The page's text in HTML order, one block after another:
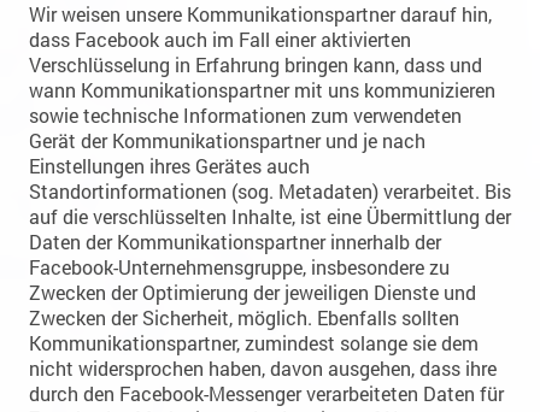
Wir weisen unsere Kommunikationspartner darauf hin,
dass Facebook auch im Fall einer aktivierten
Verschlüsselung in Erfahrung bringen kann, dass und
wann Kommunikationspartner mit uns kommunizieren
sowie technische Informationen zum verwendeten
Gerät der Kommunikationspartner und je nach
Einstellungen ihres Gerätes auch
Standortinformationen (sog. Metadaten) verarbeitet. Bis
auf die verschlüsselten Inhalte, ist eine Übermittlung der
Daten der Kommunikationspartner innerhalb der
Facebook-Unternehmensgruppe, insbesondere zu
Zwecken der Optimierung der jeweiligen Dienste und
Zwecken der Sicherheit, möglich. Ebenfalls sollten
Kommunikationspartner, zumindest solange sie dem
nicht widersprochen haben, davon ausgehen, dass ihre
durch den Facebook-Messenger verarbeiteten Daten für